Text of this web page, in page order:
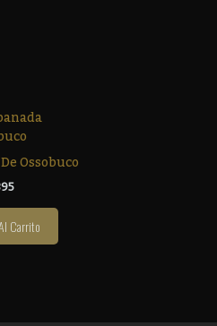
Ossobuco
Carrito